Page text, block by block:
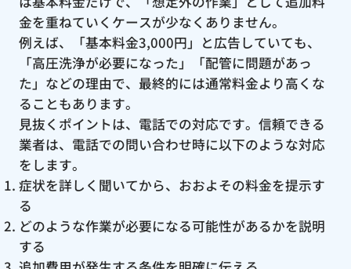
金を重ねていくケースが少なくありません。
例えば、「基本料金3,000円」と広告していても、
「高圧洗浄が必要になった」「配管に問題があっ
た」などの理由で、最終的には通常料金より高くな
ることもあります。
見抜くポイントは、電話での対応です。信頼できる
業者は、電話での問い合わせ時に以下のような対応
をします。
症状を詳しく聞いてから、おおよその料金を提示す
る
どのような作業が必要になる可能性があるかを説明
する